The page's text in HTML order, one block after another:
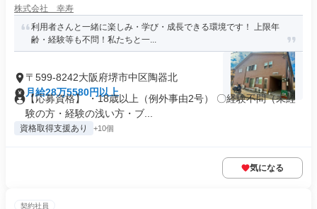
株式会社 幸寿
利用者さんと一緒に楽しみ・学び・成長できる環境です！ 上限年
齢・経験等も不問！私たちと一...
〒599-8242大阪府堺市中区陶器北
月給28万5580円以上
【応募資格】 ・18歳以上（例外事由2号） 〇経験不問（未経
験の方・経験の浅い方・ブ...
資格取得支援あり +10個
気になる
契約社員